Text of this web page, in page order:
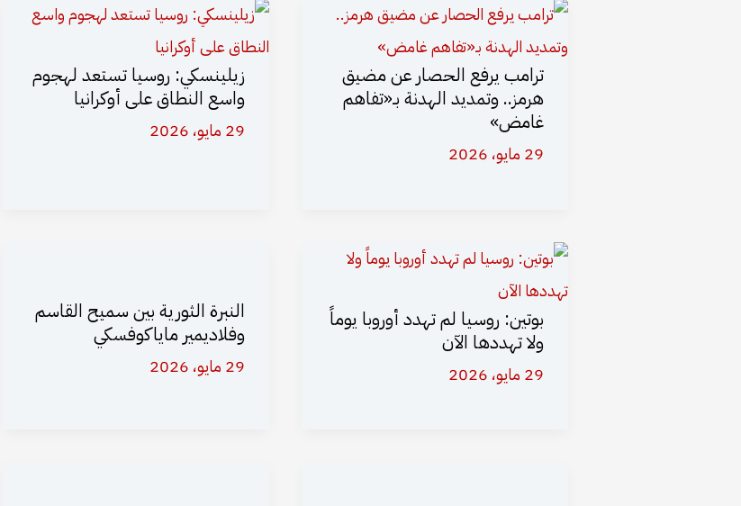
ترامب يرفع الحصار عن مضيق
هرمز.. وتمديد الهدنة بـ«تفاهم
غامض»
29 مايو، 2026
زيلينسكي: روسيا تستعد لهجوم
واسع النطاق على أوكرانيا
29 مايو، 2026
بوتين: روسيا لم تهدد أوروبا يوماً
ولا تهددها الآن
29 مايو، 2026
النبرة الثورية بين سميح القاسم
وفلاديمير ماياكوفسكي
29 مايو، 2026